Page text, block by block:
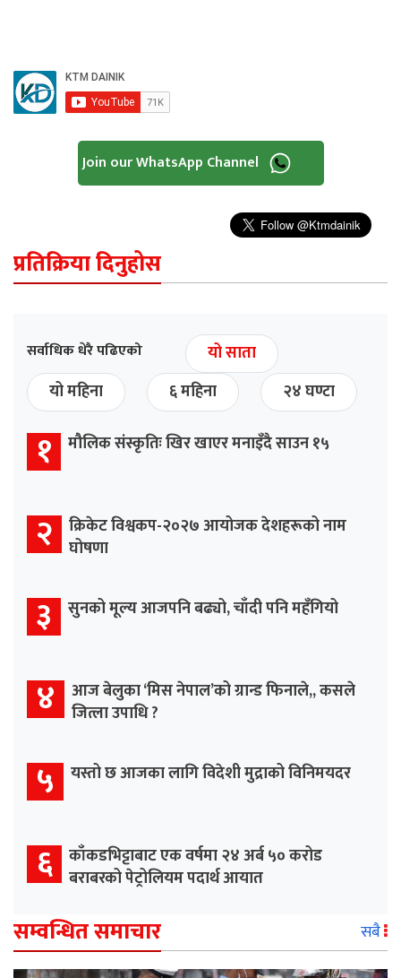
Join our WhatsApp Channel
प्रतिक्रिया दिनुहोस
सर्वाधिक धेरै पढिएको
यो साता
यो महिना
६ महिना २४ घण्टा
१ मौलिक संस्कृतिः खिर खाएर मनाइँदै साउन १५
२ क्रिकेट विश्वकप-२०२७ आयोजक देशहरूको नाम
घोषणा
३ सुनको मूल्य आजपनि बढ्यो, चाँदी पनि महँगियो
४ आज बेलुका ‘मिस नेपाल’को ग्रान्ड फिनाले,, कसले
जित्ला उपाधि ?
५ यस्तो छ आजका लागि विदेशी मुद्राको विनिमयदर
६ काँकडभिट्टाबाट एक वर्षमा २४ अर्ब ५० करोड
बराबरको पेट्रोलियम पदार्थ आयात
सम्वन्धित समाचार सबै